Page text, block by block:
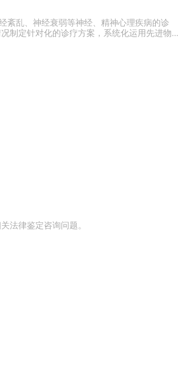
紊乱、神经衰弱等神经、精神心理疾病的诊
制定针对化的诊疗方案，系统化运用先进物理
法律鉴定咨询问题。